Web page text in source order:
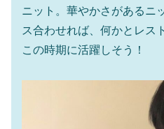
ニット。華やかさがあるニ
ス合わせれば、何かとレス
この時期に活躍しそう！